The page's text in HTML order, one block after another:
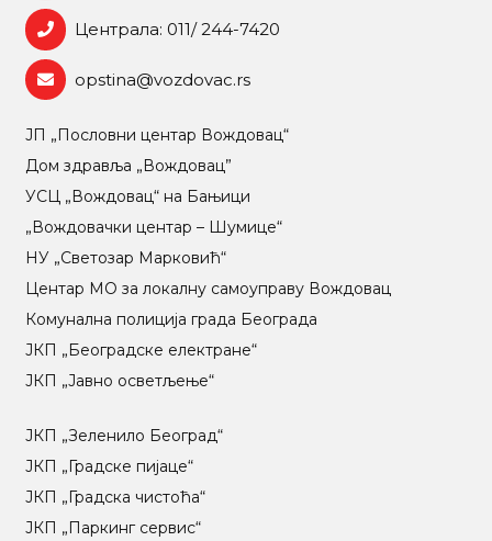
Централа: 011/ 244-7420
opstina@vozdovac.rs
ЈП „Пословни центар Вождовац“
Дом здравља „Вождовац”
УСЦ „Вождовац“ на Бањици
„Вождовачки центар – Шумице“
НУ „Светозар Марковић“
Центар МO за локалну самоуправу Вождовац
Комунална полиција града Београда
ЈКП „Београдске електране“
ЈКП „Јавно осветљење“
ЈКП „Зеленило Београд“
ЈКП „Градске пијаце“
ЈКП „Градска чистоћа“
ЈКП „Паркинг сервис“